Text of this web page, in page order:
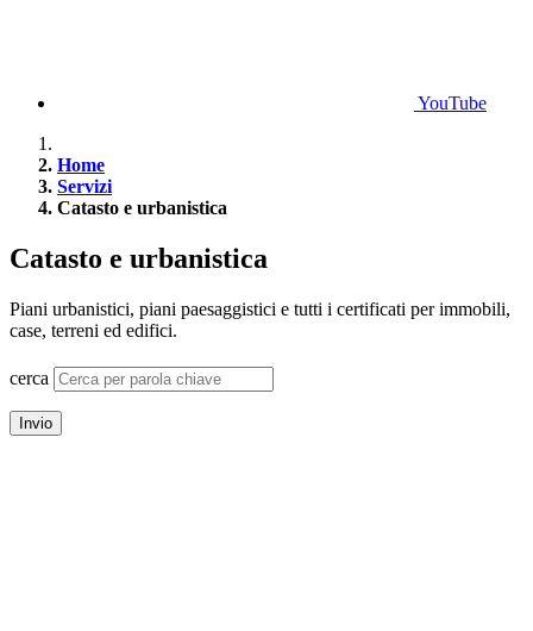
YouTube
Home
Servizi
Catasto e urbanistica
Catasto e urbanistica
Piani urbanistici, piani paesaggistici e tutti i certificati per immobili,
case, terreni ed edifici.
cerca
Invio